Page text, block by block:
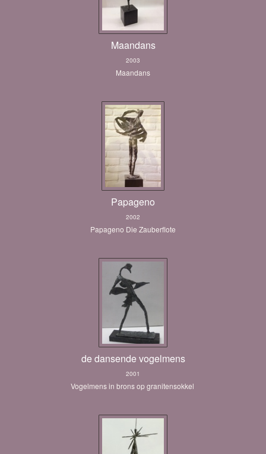
Maandans
2003
Maandans
Papageno
2002
Papageno Die Zauberflote
de dansende vogelmens
2001
Vogelmens in brons op granitensokkel